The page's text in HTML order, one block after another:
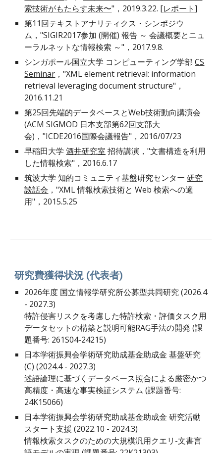
索技術がもたらす未来〜"，2019.3.22. [レポート]
第11回テキストアナリティクス・シンポジウ
ム，"SIGIR2017参加 (開催) 報告 ～ 会議概要とニュ
ーラルネットな情報検索 ～"，2017.9.8.
シンガポール国立大学 コンピューティング学部CS
Seminar ，"XML element retrieval: information
retrieval leveraging document structure"，
2016.11.21
第25回先端的データベースとWeb技術動向講演会
(ACM SIGMOD 日本支部第62回支部大
会)，"ICDE2016国際会議報告"，2016/07/23
早稲田大学酒井研究室 招待講演，"文書構造を利用
した情報検索"，2016.6.17
筑波大学 知的コミュニティ基盤研究センター研究
談話会 ，"XML 情報検索技術と Web 検索への適
用"，2015.5.25
研究費獲得状況 (代表者)
2026年度 国立情報学研究所公募型共同研究 (2026.4
- 2027.3)
特許侵害リスクを考慮した特許検索・評価タスク用
データセットの構築と説明可能RAG手法の開発 (課
題番号: 261S04-24215)
日本学術振興会学術研究助成基金助成金 基盤研究
(C) (2024.4- 2027.3)
述語論理に基づくデータベース照合による厳密かつ
高精度・高速な事実検証システム (課題番号:
24K15066)
日本学術振興会学術研究助成基金助成金 研究活動
スタート支援 (2022.10 - 2024.3)
情報検索タスクのための大規模汎用クエリ-文書言